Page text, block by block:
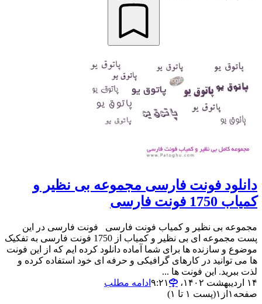
دانلود فونت فارسی مجموعه بی نظیر و
کمیاب 1750 فونت فارسی
مجموعه بی نظیر و کمیاب فونت فارسی فونت فارسی در این
پست مجموعه ای بی نظیر و کمیاب از 1750 فونت فارسی به تفکیک
موضوع و سازنده ها برای شما آماده دانلود کرده ایم که از این فونت
ها می توانید در کارهای گرافیکی و حرفه ای خود استفاده کرده و
لذت ببرید. این فونت ها ...
۱۴ اردیبهشت ۱۴۰۲،‏ ۹:۲۱
ادامه مطلب
صفحه ۱ از ۱(پست ۱ تا ۱)